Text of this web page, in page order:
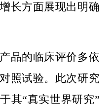
长方面展现出明确
品的临床评价多依
照试验。此次研究
其“真实世界研究”